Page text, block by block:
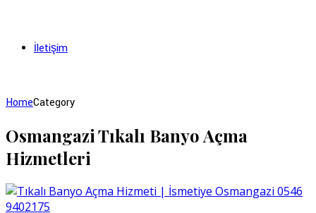
İletişim
HomeCategory
Osmangazi Tıkalı Banyo Açma
Hizmetleri